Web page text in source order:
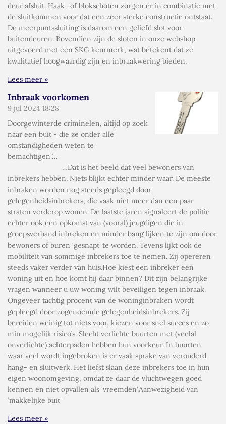
deur afsluit. Haak- of blokschoten zorgen er in combinatie met
de sluitkommen voor dat een zeer sterke constructie ontstaat.
De meerpuntssluiting is daarom een geliefd slot voor
buitendeuren. Bovendien zijn de sloten in onze webshop
uitgevoerd met een SKG keurmerk, wat betekent dat ze
kwalitatief hoogwaardig zijn en inbraakwering bieden.
Lees meer »
Inbraak voorkomen
9 jul 2024 18:28
Doorgewinterde criminelen, altijd op zoek
naar een buit - die ze onder alle
omstandigheden weten te
bemachtigen”…
…Dat is het beeld dat veel bewoners van
inbrekers hebben. Niets blijkt echter minder waar. De meeste
inbraken worden nog steeds gepleegd door
gelegenheidsinbrekers, die vaak niet meer dan een paar
straten verderop wonen. De laatste jaren signaleert de politie
echter ook een opkomst van (vooral) jeugdigen die in
groepsverband inbreken en minder bang lijken te zijn om door
bewoners of buren ‘gesnapt’ te worden. Tevens lijkt ook de
mobiliteit van sommige inbrekers toe te nemen. Zij opereren
steeds vaker verder van huis.Hoe kiest een inbreker een
woning uit en hoe komt hij daar binnen? Dit zijn belangrijke
vragen wanneer u uw woning wilt beveiligen tegen inbraak.
Ongeveer tachtig procent van de woninginbraken wordt
gepleegd door zogenoemde gelegenheidsinbrekers. Zij
bereiden weinig tot niets voor, kiezen voor snel succes en zo
min mogelijk risico’s. Slecht verlichte buurten met (veelal
onverlichte) achterpaden hebben hun voorkeur. In buurten
waar veel wordt ingebroken is er vaak sprake van verouderd
hang- en sluitwerk. Het liefst slaan deze inbrekers toe in hun
eigen woonomgeving, omdat ze daar de vluchtwegen goed
kennen en niet opvallen als ‘vreemden’.Aanwezigheid van
‘makkelijke buit’
Lees meer »